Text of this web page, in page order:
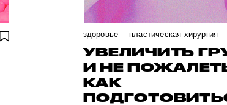
здоровье пластическая хирургия
УВЕЛИЧИТЬ
И НЕ
КАК